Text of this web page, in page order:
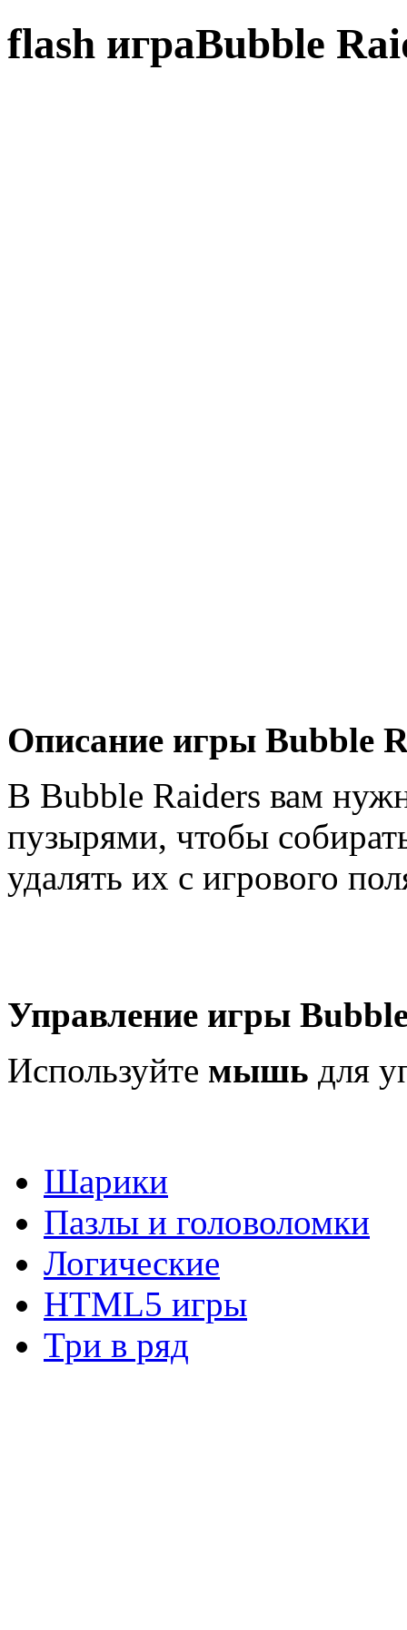
flash играBubble
Описание игры Bubble
В Bubble Raiders вам
пузырями, чтобы
удалять их с игрового
Управление игры
Используйте мышь для
Шарики
Пазлы и головоломки
Логические
HTML5 игры
Три в ряд